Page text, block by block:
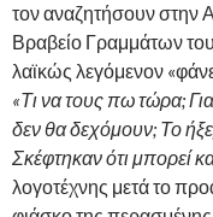
τον αναζητήσουν στην
Βραβείο Γραμμάτων
λαϊκώς λεγόμενον
«Τι να τους πω τώρα;
δεν θα δεχόμουν; Το
Σκέφτηκαν ότι μπορεί
λογοτέχνης μετά το